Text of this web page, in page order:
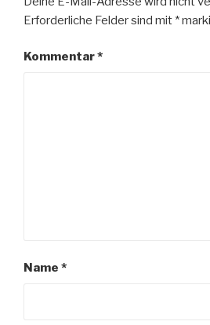
Erforderliche Felder sind mit *
Kommentar*
Name *